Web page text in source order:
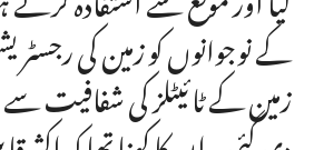
کے نوجوانوں کو زمین کی
زمین کے ٹائیٹلز کی شفافیت